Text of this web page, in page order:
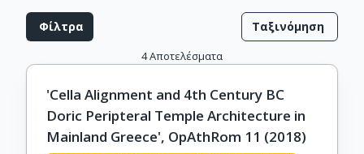
Φίλτρα Ταξινόμηση
4Αποτελέσματα
'Cella Alignment and 4th Century BC
Doric Peripteral Temple Architecture in
Mainland Greece', OpAthRom 11 (2018)